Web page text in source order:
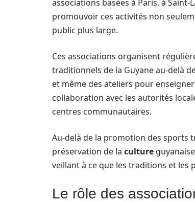
associations basées à Paris, à
promouvoir ces activités non
public plus large.
Ces associations organisent
traditionnels de la Guyane au-delà
et même des ateliers pour
collaboration avec les autorités
centres communautaires.
Au-delà de la promotion des sports
préservation de la culture
veillant à ce que les traditions et les
Le rôle des